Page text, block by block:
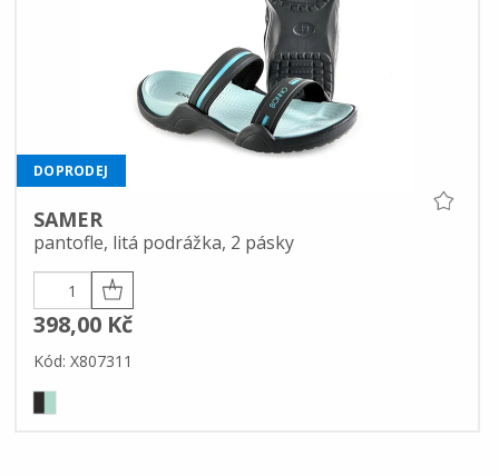
DOPRODEJ
SAMER
pantofle, litá podrážka, 2 pásky
398,00 Kč
Kód: X807311